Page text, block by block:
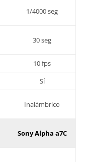
1/4000 seg
30 seg
10 fps
Sí
Inalámbrico
Sony Alpha a7C